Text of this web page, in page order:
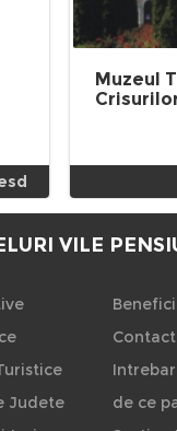
Muzeul
VILE
Judete
Contact
de ce